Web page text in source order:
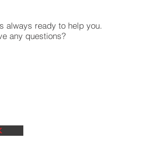
always ready to help you.
any questions?